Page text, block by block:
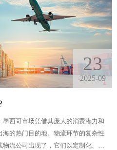
23
2025-09
西哥市场凭借其庞大的消费潜力和
的热门目的地。物流环节的复杂性
流公司出现了，它们以定制化、高